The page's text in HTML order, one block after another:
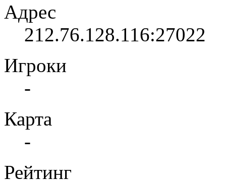
Адрес
212.76.128.116:27022
Игроки
-
Карта
-
Рейтинг